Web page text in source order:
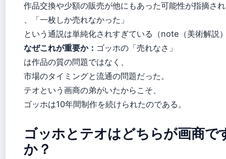
作品交換や少額の販売が他にもあった可能性が指摘さ
、「一枚しか売れなかった」
という通説は単純化されすぎている（note（美術解説
なぜこれが重要か： ゴッホの「売れなさ」
は作品の質の問題ではなく、
市場のタイミングと流通の問題だった。
テオという画商の弟がいたからこそ、
ゴッホは10年間制作を続けられたのである。
ゴッホとテオはどちらが画商で
か？